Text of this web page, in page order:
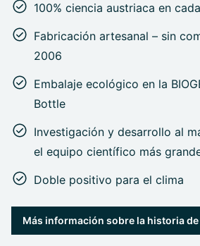
100% ciencia austriaca en
Fabricación artesanal – sin
2006
Embalaje ecológico en la
Bottle
Investigación y desarrollo al
el equipo científico más
Doble positivo para el clima
Más información sobre la historia de